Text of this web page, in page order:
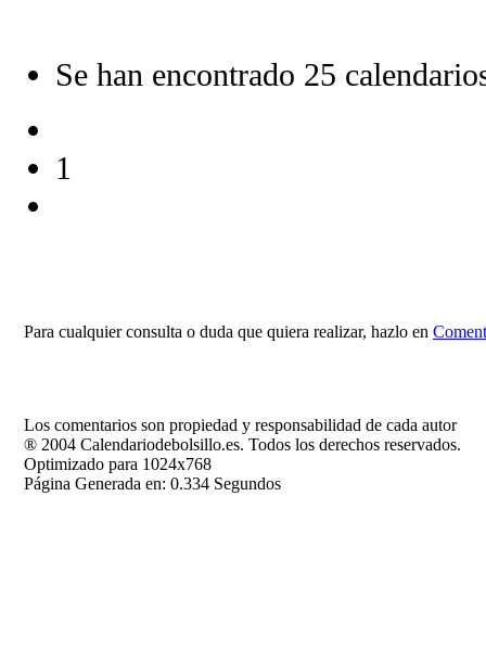
Se han encontrado 25
1
Para cualquier consulta o duda que quiera realizar, hazlo en
Los comentarios son propiedad y responsabilidad de cada autor
® 2004 Calendariodebolsillo.es. Todos los derechos reservados.
Optimizado para 1024x768
Página Generada en: 0.334 Segundos